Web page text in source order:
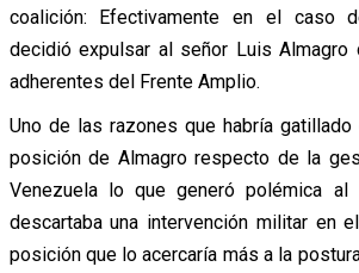
coalición: Efectivamente en el caso
decidió expulsar al señor Luis
adherentes del Frente Amplio.
Uno de las razones que habría
posición de Almagro respecto de la
Venezuela lo que generó polémica
descartaba una intervención militar en
posición que lo acercaría más a la